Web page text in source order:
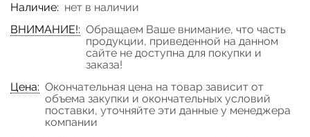
Наличие: нет в наличии
ВНИМАНИЕ!: Обращаем Ваше внимание, что часть
продукции, приведенной на данном
сайте не доступна для покупки и
заказа!
Цена: Окончательная цена на товар зависит от
объема закупки и окончательных условий
поставки, уточняйте эти данные у менеджера
компании